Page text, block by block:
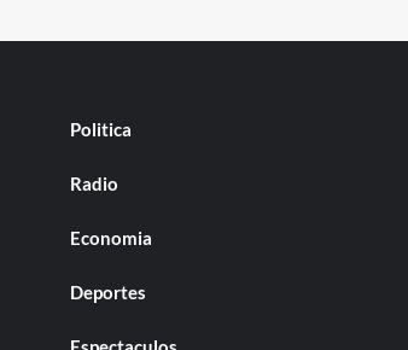
Politica
Radio
Economia
Deportes